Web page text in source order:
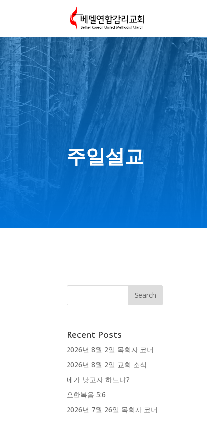
주일설교
Recent Posts
2026년 8월 2일 목회자 코너
2026년 8월 2일 교회 소식
네가 낫고자 하느냐?
요한복음 5:6
2026년 7월 26일 목회자 코너